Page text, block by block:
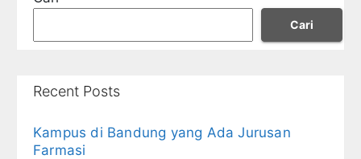
Cari
Recent Posts
Kampus di Bandung yang Ada Jurusan
Farmasi